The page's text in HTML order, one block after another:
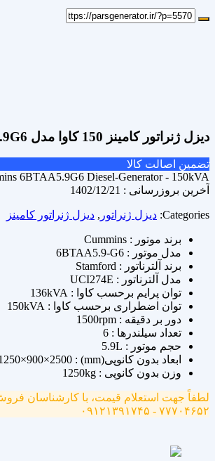
دیزل ژنراتور کامینز 150 کاوا مدل 6BTAA5.9G6
تضمین اصالت کالا
6BTAA5.9G6 Diesel-Generator - 150kVA
آخرین بروزرسانی : 1402/12/21
Categories: دیزل ژنراتور , دیزل ژنراتور کامینز
برند موتور : Cummins
مدل موتور : 6BTAA5.9-G6
برند آلترناتور : Stamford
مدل آلترناتور : UCI274E
توان پرایم برحسب کاوا : 136kVA
توان اضطراری برحسب کاوا : 150kVA
دور بر دقیقه : 1500rpm
تعداد سیلندرها : 6
حجم موتور : 5.9L
ابعاد بدون کانوپی(mm) : 1250×900×2500
وزن بدون کانوپی : 1250kg
لطفاً جهت استعلام قیمت، با کارشناسان
۷۷۷۰۴۶۵۲ - ۰۹۱۲۱۳۹۱۷۴۵